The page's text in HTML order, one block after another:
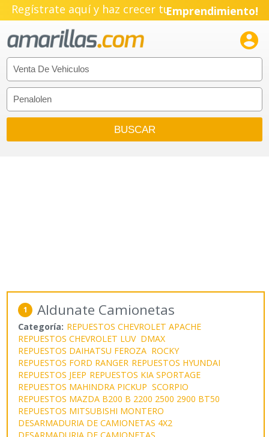
Regístrate aquí y haz crecer tuEmprendimiento!

1 Aldunate Camionetas
Categoría: REPUESTOS CHEVROLET APACHE
REPUESTOS CHEVROLET LUV DMAX
REPUESTOS DAIHATSU FEROZA ROCKY
REPUESTOS FORD RANGER REPUESTOS HYUNDAI
REPUESTOS JEEP REPUESTOS KIA SPORTAGE
REPUESTOS MAHINDRA PICKUP SCORPIO
REPUESTOS MAZDA B200 B 2200 2500 2900 BT50
REPUESTOS MITSUBISHI MONTERO
DESARMADURIA DE CAMIONETAS 4X2